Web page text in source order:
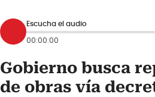
Escucha el audio
00:00:00
Gobierno busca
de obras vía